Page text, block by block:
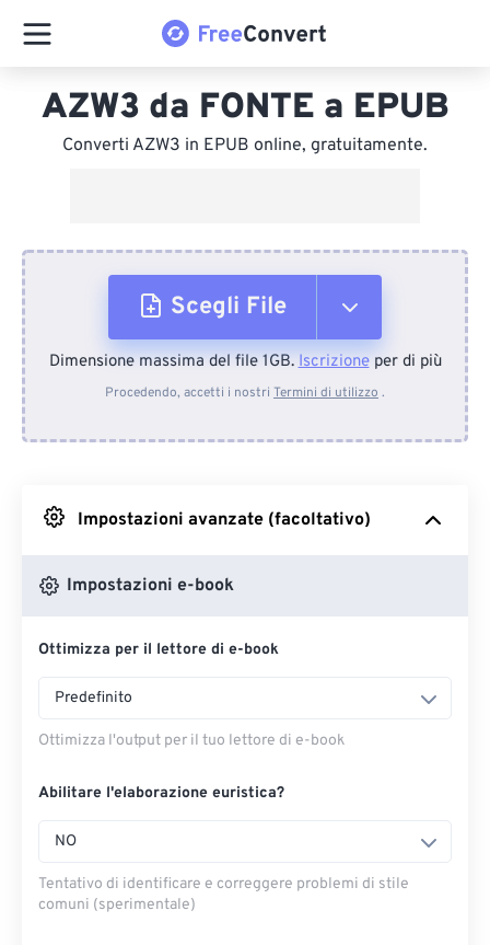
AZW3 da FONTE a EPUB
Converti AZW3 in EPUB online, gratuitamente.
Scegli File
Dal dispositivo
Da Google Drive
Dimensione massima del file 1GB.Iscrizioneper di più
Procedendo, accetti i nostri Termini di utilizzo .
Impostazioni avanzate (facoltativo)
Impostazioni e-book
Ottimizza per il lettore di e-book
Predefinito
Ottimizza l'output per il tuo lettore di e-book
Abilitare l'elaborazione euristica?
NO
Tentativo di identificare e correggere problemi di stile
comuni (sperimentale)